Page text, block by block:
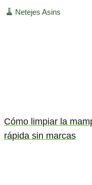
🧹 Netejes Asins
Cómo limpiar la
rápida sin marcas